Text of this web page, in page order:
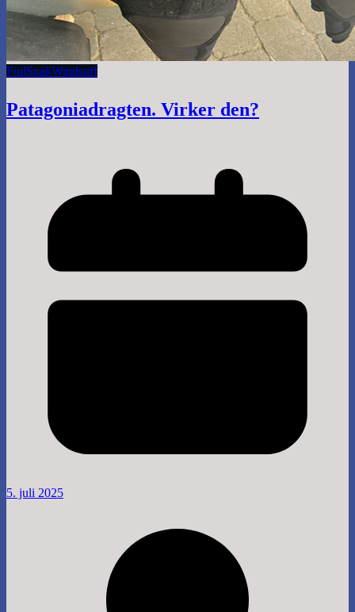
FoilSnakWindsurf
Patagoniadragten. Virker den?
5. juli 2025